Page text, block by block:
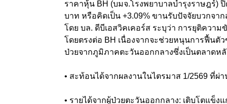
ราคาหุ้น BH (บมจ.โรงพยาบาลบำรุงราษฎร์)
บาท หรือคิดเป็น +3.09% ขานรับปัจจัยบวกจ
โดย บล. ดีบีเอสวิคเคอร์ส ระบุว่า การยุติควา
โดยตรงต่อ BH เนื่องจากจะช่วยหนุนการฟื้นตั
ป่วยจากภูมิภาคตะวันออกกลางซึ่งเป็นตลาดห
• สะท้อนได้จากผลงานในไตรมาส 1/2569 ที่ผ่
• รายได้จากผู้ป่วยตะวันออกกลาง: เติบโตแข็งแ